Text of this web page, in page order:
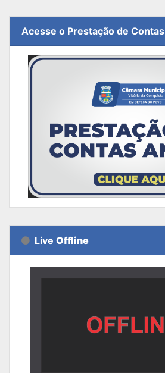
Acesse o Prestação de Contas
Live Offline